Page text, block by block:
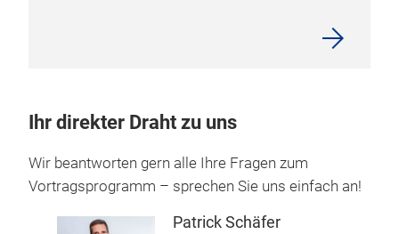
Ihr direkter Draht zu uns
Wir beantworten gern alle Ihre Fragen zum
Vortragsprogramm – sprechen Sie uns einfach an!
Patrick Schäfer